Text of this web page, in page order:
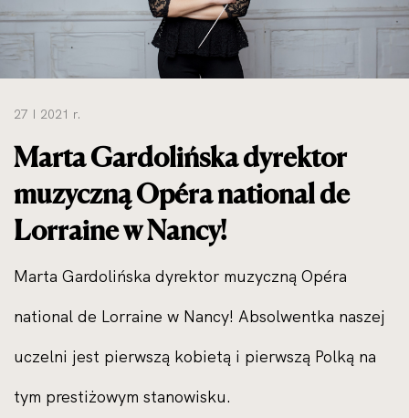
27 I 2021 r.
Marta Gardolińska dyrektor
muzyczną Opéra national de
Lorraine w Nancy!
Marta Gardolińska dyrektor muzyczną Opéra
national de Lorraine w Nancy! Absolwentka naszej
uczelni jest pierwszą kobietą i pierwszą Polką na
tym prestiżowym stanowisku.